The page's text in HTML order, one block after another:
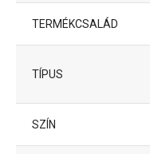
TERMÉKCSALÁD
TÍPUS
SZÍN